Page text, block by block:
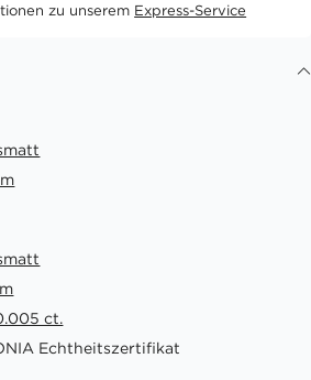
zu unserem Express-Service
ct.
Echtheitszertifikat